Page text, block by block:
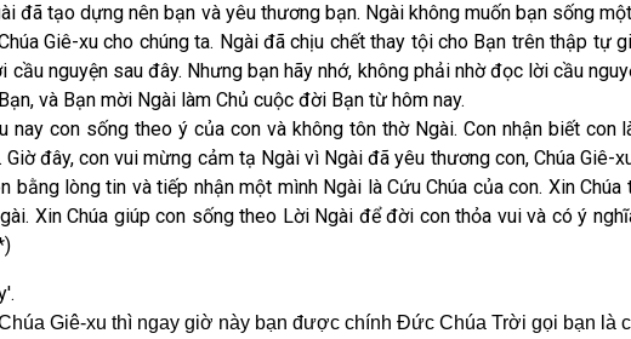
đã tạo dựng nên bạn và yêu thương bạn. Ngài không muốn bạn sống
Giê-xu cho chúng ta. Ngài đã chịu chết thay tội cho Bạn trên thập tự
nguyện sau đây. Nhưng bạn hãy nhớ, không phải nhờ đọc lời cầu
và Bạn mời Ngài làm Chủ cuộc đời Bạn từ hôm nay.
nay con sống theo ý của con và không tôn thờ Ngài. Con nhận biết con
đây, con vui mừng cảm tạ Ngài vì Ngài đã yêu thương con, Chúa Giê-
lòng tin và tiếp nhận một mình Ngài là Cứu Chúa của con. Xin
Xin Chúa giúp con sống theo Lời Ngài để đời con thỏa vui và có ý
Giê-xu thì ngay giờ này bạn được chính Đức Chúa Trời gọi bạn là